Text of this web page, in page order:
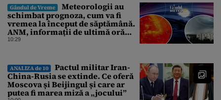
Gândul de Vreme
Meteorologii au
schimbat prognoza, cum va fi
vremea la început de săptămână.
ANM, informații de ultimă oră
pentru Gândul
10:29
ANALIZA de 10
Pactul militar Iran-
China-Rusia se extinde. Ce oferă
Moscova și Beijingul și care ar
putea fi marea miză a „jocului”